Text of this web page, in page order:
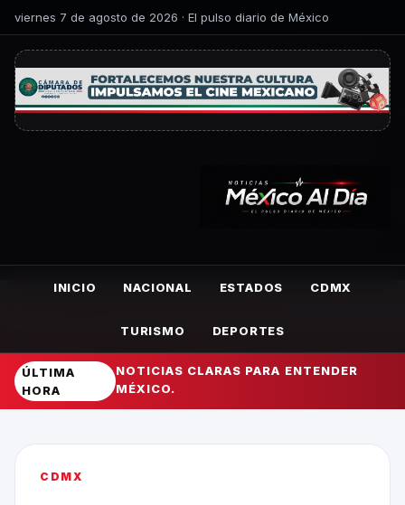
viernes 7 de agosto de 2026 · El pulso diario de México
INICIO NACIONAL ESTADOS CDMX
TURISMO DEPORTES
ÚLTIMA
HORA
NOTICIAS CLARAS PARA ENTENDER
MÉXICO.
CDMX